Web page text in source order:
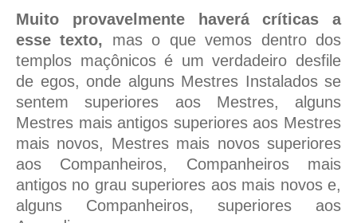
Muito provavelmente haverá críticas a
esse texto, mas o que vemos dentro dos
templos maçônicos é um verdadeiro desfile
de egos, onde alguns Mestres Instalados se
sentem superiores aos Mestres, alguns
Mestres mais antigos superiores aos Mestres
mais novos, Mestres mais novos superiores
aos Companheiros, Companheiros mais
antigos no grau superiores aos mais novos e,
alguns Companheiros, superiores aos